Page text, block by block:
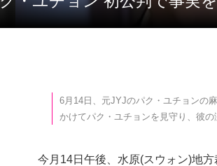
6月14日、元JYJのパク・ユチョンの
かけてパク・ユチョンを見守り、彼の
今月14日午後、水原(スウォン)地